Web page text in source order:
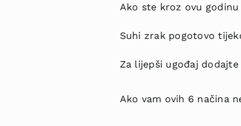
Ako ste kroz ovu
Suhi zrak pogotovo
Za lijepši ugođaj
Ako vam ovih 6 načina